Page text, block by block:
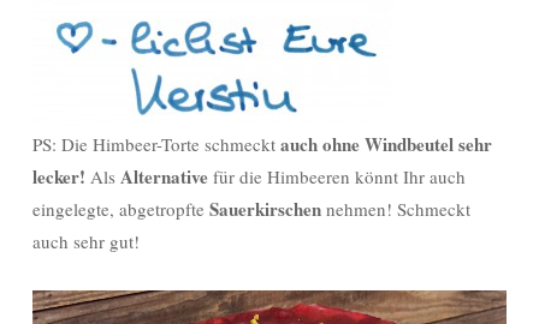
PS: Die Himbeer-Torte schmeckt auch ohne Windbeutel sehr
lecker! Als Alternative für die Himbeeren könnt Ihr auch
eingelegte, abgetropfte Sauerkirschen nehmen! Schmeckt
auch sehr gut!